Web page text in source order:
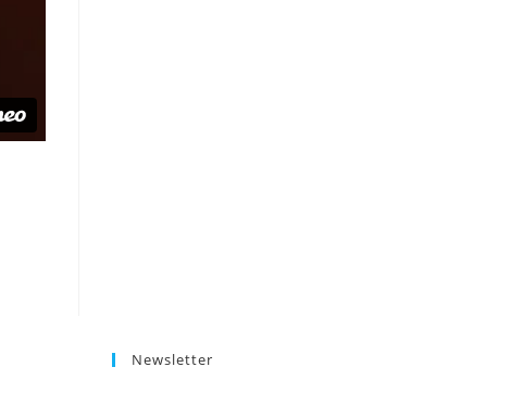
Newsletter